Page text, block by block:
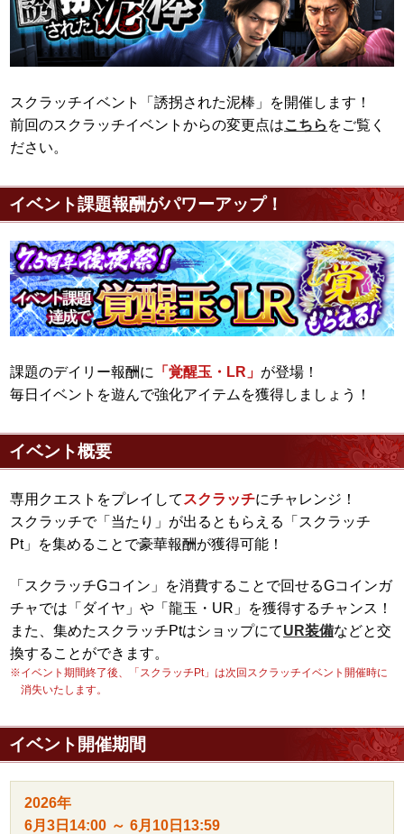
スクラッチイベント「誘拐された泥棒」を開催します！
前回のスクラッチイベントからの変更点はこちら をご覧く
ださい。
イベント課題報酬がパワーアップ！
課題のデイリー報酬に 「覚醒玉・LR」 が登場！
毎日イベントを遊んで強化アイテムを獲得しましょう！
イベント概要
専用クエストをプレイして スクラッチにチャレンジ！
スクラッチで「当たり」が出るともらえる「スクラッチ
Pt」を集めることで豪華報酬が獲得可能！
「スクラッチGコイン」を消費することで回せるGコインガ
チャでは「ダイヤ」や「龍玉・UR」を獲得するチャンス！
また、集めたスクラッチPtはショップにてUR装備などと交
換することができます。
※イベント期間終了後、「スクラッチPt」は次回スクラッチイベント開催時に
消失いたします。
イベント開催期間
2026年
6月3日 14:00 ～ 6月10日 13:59